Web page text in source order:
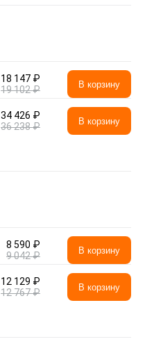
18 147 ₽
19 102 ₽
В корзину
34 426 ₽
36 238 ₽
В корзину
8 590 ₽
9 042 ₽
В корзину
12 129 ₽
12 767 ₽
В корзину